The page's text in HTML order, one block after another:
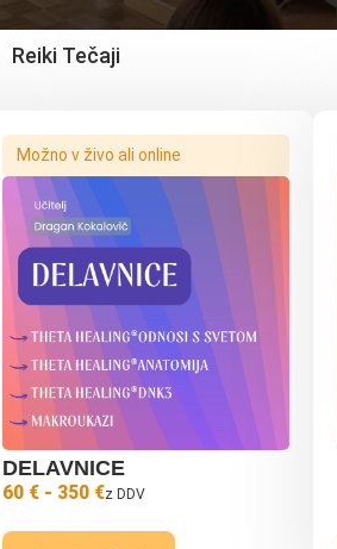
Reiki Tečaji
Možno v živo ali online
DELAVNICE
60 € - 350 €z DDV